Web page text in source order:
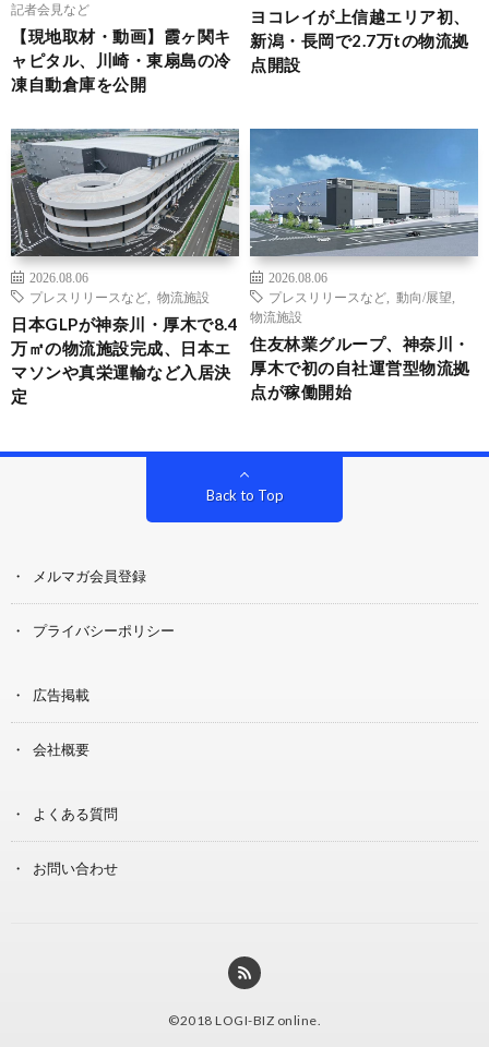
記者会見など
【現地取材・動画】霞ヶ関キ
ャピタル、川崎・東扇島の冷
凍自動倉庫を公開
ヨコレイが上信越エリア初、
新潟・長岡で2.7万tの物流拠
点開設
2026.08.06
プレスリリースなど
物流施設
日本GLPが神奈川・厚木で8.4
万㎡の物流施設完成、日本エ
マソンや真栄運輸など入居決
定
2026.08.06
プレスリリースなど
動向/展望
物流施設
住友林業グループ、神奈川・
厚木で初の自社運営型物流拠
点が稼働開始
Back to Top
メルマガ会員登録
プライバシーポリシー
広告掲載
会社概要
よくある質問
お問い合わせ
©2018 LOGI-BIZ online.